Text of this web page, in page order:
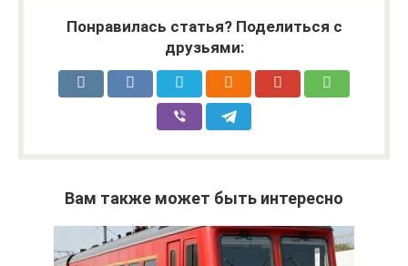
Понравилась статья? Поделиться с
друзьями:
Вам также может быть интересно